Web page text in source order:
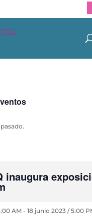
inaugura
AM- 18 junio 2023 / 5:00